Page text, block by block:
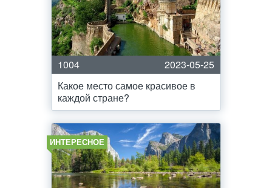
1004
2023-05-25
Какое место самое красивое в
каждой стране?
ИНТЕРЕСНОЕ